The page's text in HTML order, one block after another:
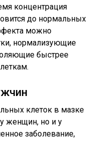
концентрация
до нормальных
можно
нормализующие
быстрее
клеток в мазке
женщин, но и у
заболевание,